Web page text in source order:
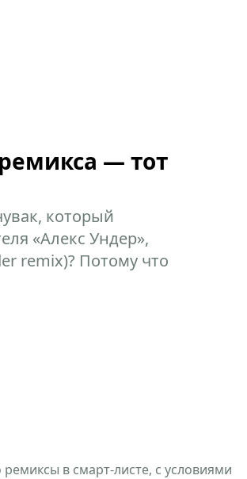
— тот
который
«Алекс Ундер»,
remix)? Потому что
в смарт-листе, с условиями